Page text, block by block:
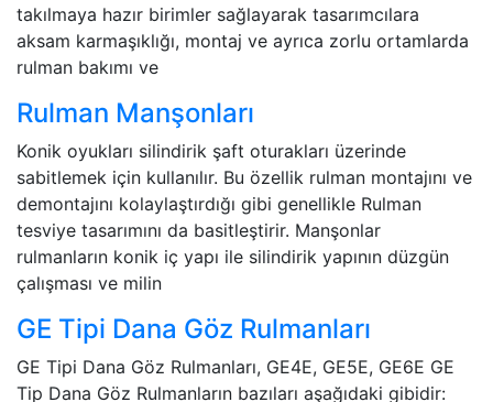
takılmaya hazır birimler sağlayarak tasarımcılara
aksam karmaşıklığı, montaj ve ayrıca zorlu ortamlarda
rulman bakımı ve
Rulman Manşonları
Konik oyukları silindirik şaft oturakları üzerinde
sabitlemek için kullanılır. Bu özellik rulman montajını ve
demontajını kolaylaştırdığı gibi genellikle Rulman
tesviye tasarımını da basitleştirir. Manşonlar
rulmanların konik iç yapı ile silindirik yapının düzgün
çalışması ve milin
GE Tipi Dana Göz Rulmanları
GE Tipi Dana Göz Rulmanları, GE4E, GE5E, GE6E GE
Tip Dana Göz Rulmanların bazıları aşağıdaki gibidir: